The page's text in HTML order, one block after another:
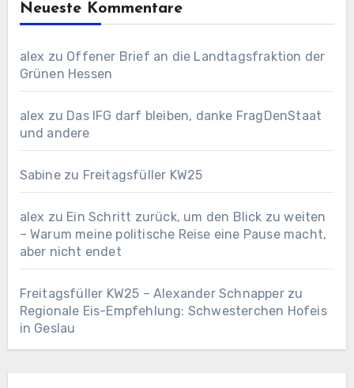
Neueste Kommentare
alex zu Offener Brief an die Landtagsfraktion der
Grünen Hessen
alex zu Das IFG darf bleiben, danke FragDenStaat
und andere
Sabinezu Freitagsfüller KW25
alex zu Ein Schritt zurück, um den Blick zu weiten
– Warum meine politische Reise eine Pause macht,
aber nicht endet
Freitagsfüller KW25 – Alexander Schnapperzu
Regionale Eis-Empfehlung: Schwesterchen Hofeis
in Geslau